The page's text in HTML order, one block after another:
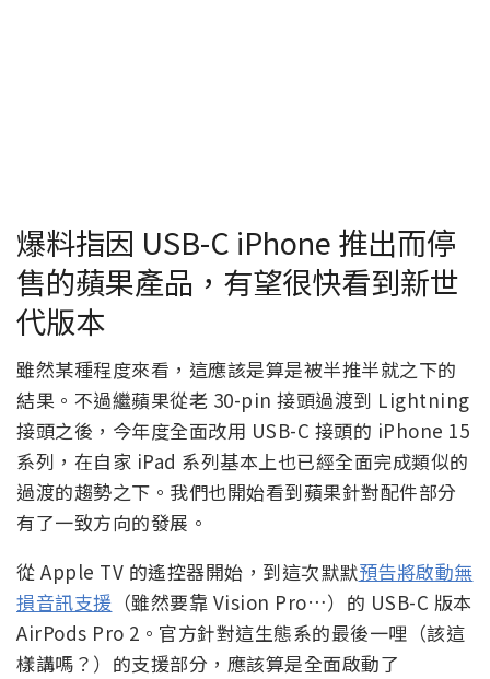
爆料指因 USB-C iPhone 推出而停
售的蘋果產品，有望很快看到新世
代版本
雖然某種程度來看，這應該是算是被半推半就之下的
結果。不過繼蘋果從老 30-pin 接頭過渡到 Lightning
接頭之後，今年度全面改用 USB-C 接頭的 iPhone 15
系列，在自家 iPad 系列基本上也已經全面完成類似的
過渡的趨勢之下。我們也開始看到蘋果針對配件部分
有了一致方向的發展。
從 Apple TV 的遙控器開始，到這次默默預告將啟動無
損音訊支援 （雖然要靠 Vision Pro…）的 USB-C 版本
AirPods Pro 2。官方針對這生態系的最後一哩（該這
樣講嗎？）的支援部分，應該算是全面啟動了